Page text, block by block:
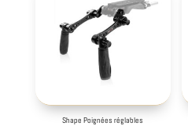
Shape Poignées réglables